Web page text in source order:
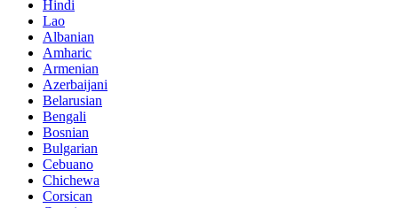
Hindi
Lao
Albanian
Amharic
Armenian
Azerbaijani
Belarusian
Bengali
Bosnian
Bulgarian
Cebuano
Chichewa
Corsican